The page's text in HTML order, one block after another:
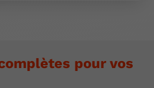
pour vos